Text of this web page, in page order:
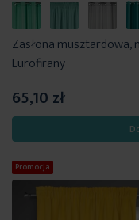
Zasłona musztardowa,
Eurofirany
65,10 zł
Promocja